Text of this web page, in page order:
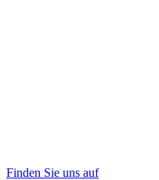
Finden Sie uns auf